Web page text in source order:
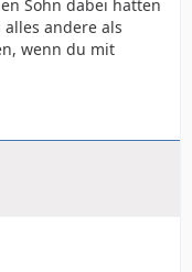
Sohn dabei hatten
andere als
wenn du mit